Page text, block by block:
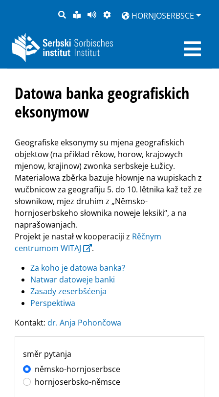
PYTANJE
LOCHKA
RĚČ
STRONU
PŘEDČITAĆ
ZWOBRAZNJENJE
HORNJOSERBSCE
Datowa banka geografiskich
eksonymow
Geografiske eksonymy su mjena geografiskich
objektow (na přikład rěkow, horow, krajowych
mjenow, krajinow) zwonka serbskeje Łužicy.
Materialowa zběrka bazuje hłownje na wupiskach z
wučbnicow za geografiju 5. do 10. lětnika kaž tež ze
słownikow, mjez druhim z „Němsko-
hornjoserbskeho słownika noweje leksiki“, a na
naprašowanjach.
Projekt je nastał w kooperaciji z Rěčnym
centrumom WITAJ
.
Za koho je datowa banka?
Natwar datoweje banki
Zasady zeserbšćenja
Perspektiwa
Kontakt: dr. Anja Pohončowa
směr pytanja
němsko-hornjoserbsce
hornjoserbsko-němsce